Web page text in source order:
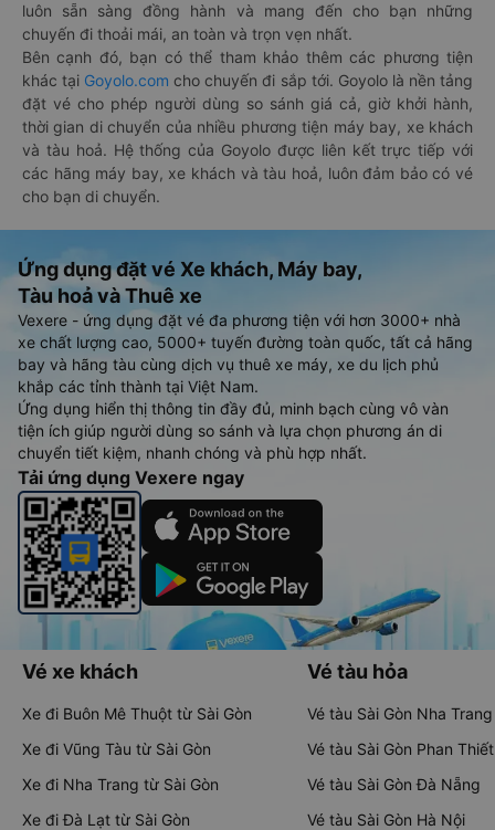
luôn sẵn sàng đồng hành và mang đến cho bạn những
chuyến đi thoải mái, an toàn và trọn vẹn nhất.
Bên cạnh đó, bạn có thể tham khảo thêm các phương tiện
khác tại Goyolo.com cho chuyến đi sắp tới. Goyolo là nền tảng
đặt vé cho phép người dùng so sánh giá cả, giờ khởi hành,
thời gian di chuyển của nhiều phương tiện máy bay, xe khách
và tàu hoả. Hệ thống của Goyolo được liên kết trực tiếp với
các hãng máy bay, xe khách và tàu hoả, luôn đảm bảo có vé
cho bạn di chuyển.
Ứng dụng đặt vé Xe khách, Máy bay,
Tàu hoả và Thuê xe
Vexere - ứng dụng đặt vé đa phương tiện với hơn 3000+ nhà
xe chất lượng cao, 5000+ tuyến đường toàn quốc, tất cả hãng
bay và hãng tàu cùng dịch vụ thuê xe máy, xe du lịch phủ
khắp các tỉnh thành tại Việt Nam.
Ứng dụng hiển thị thông tin đầy đủ, minh bạch cùng vô vàn
tiện ích giúp người dùng so sánh và lựa chọn phương án di
chuyển tiết kiệm, nhanh chóng và phù hợp nhất.
Tải ứng dụng Vexere ngay
Vé xe khách
Xe đi Buôn Mê Thuột từ Sài Gòn
Xe đi Vũng Tàu từ Sài Gòn
Xe đi Nha Trang từ Sài Gòn
Xe đi Đà Lạt từ Sài Gòn
Vé tàu hỏa
Vé tàu Sài Gòn Nha Trang
Vé tàu Sài Gòn Phan Thiết
Vé tàu Sài Gòn Đà Nẵng
Vé tàu Sài Gòn Hà Nội